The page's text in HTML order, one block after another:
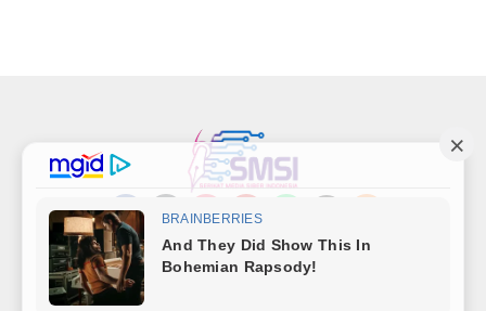
Indeks Kode Etik Privacy Policy
Disclaimer